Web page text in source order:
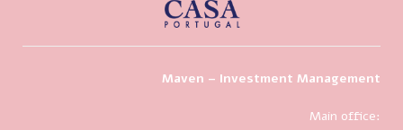
Maven – Investment Management
Main office: